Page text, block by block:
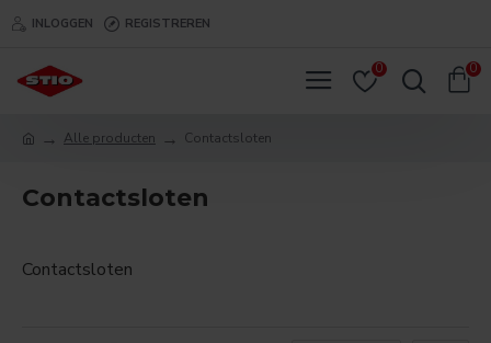
INLOGGEN REGISTREREN
0 0
Alle producten Contactsloten
Contactsloten
Contactsloten